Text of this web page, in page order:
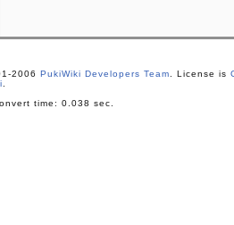
2006 PukiWiki Developers Team . License is
time: 0.038 sec.